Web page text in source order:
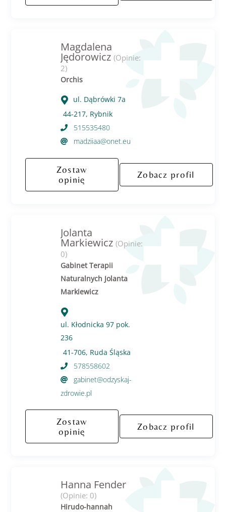
Magdalena
Jędorowicz (Opinie:
2)
Orchis
ul. Dąbrówki 7a
44-217, Rybnik
515535480
madziiaa@onet.eu
Zostaw
opinię
Zobacz profil
Jolanta
Markiewicz (Opinie:
0)
Gabinet Terapii
Naturalnych Jolanta
Markiewicz
ul. Kłodnicka 97 pok.
236
41-706, Ruda Śląska
578558602
gabinet@odzyskaj-
zdrowie.pl
Zostaw
opinię
Zobacz profil
Hanna Fender
(Opinie: 0)
Hirudo-hannah